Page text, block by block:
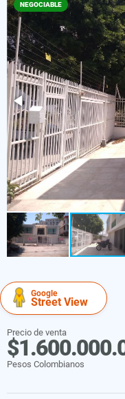
NEGOCIABLE
Google
Street View
Precio de venta
Pesos Colombianos